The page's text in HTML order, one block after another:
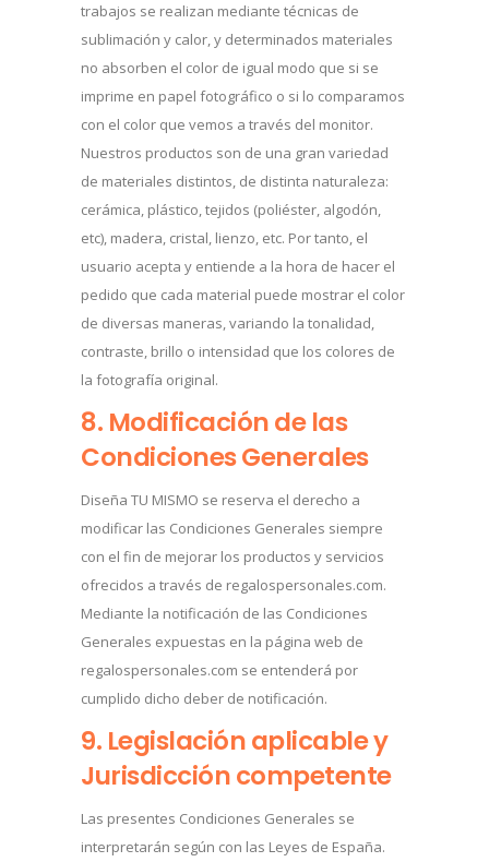
trabajos se realizan mediante técnicas de
sublimación y calor, y determinados materiales
no absorben el color de igual modo que si se
imprime en papel fotográfico o si lo comparamos
con el color que vemos a través del monitor.
Nuestros productos son de una gran variedad
de materiales distintos, de distinta naturaleza:
cerámica, plástico, tejidos (poliéster, algodón,
etc), madera, cristal, lienzo, etc. Por tanto, el
usuario acepta y entiende a la hora de hacer el
pedido que cada material puede mostrar el color
de diversas maneras, variando la tonalidad,
contraste, brillo o intensidad que los colores de
la fotografía original.
8. Modificación de las
Condiciones Generales
Diseña TU MISMO se reserva el derecho a
modificar las Condiciones Generales siempre
con el fin de mejorar los productos y servicios
ofrecidos a través de regalospersonales.com.
Mediante la notificación de las Condiciones
Generales expuestas en la página web de
regalospersonales.com se entenderá por
cumplido dicho deber de notificación.
9. Legislación aplicable y
Jurisdicción competente
Las presentes Condiciones Generales se
interpretarán según con las Leyes de España.